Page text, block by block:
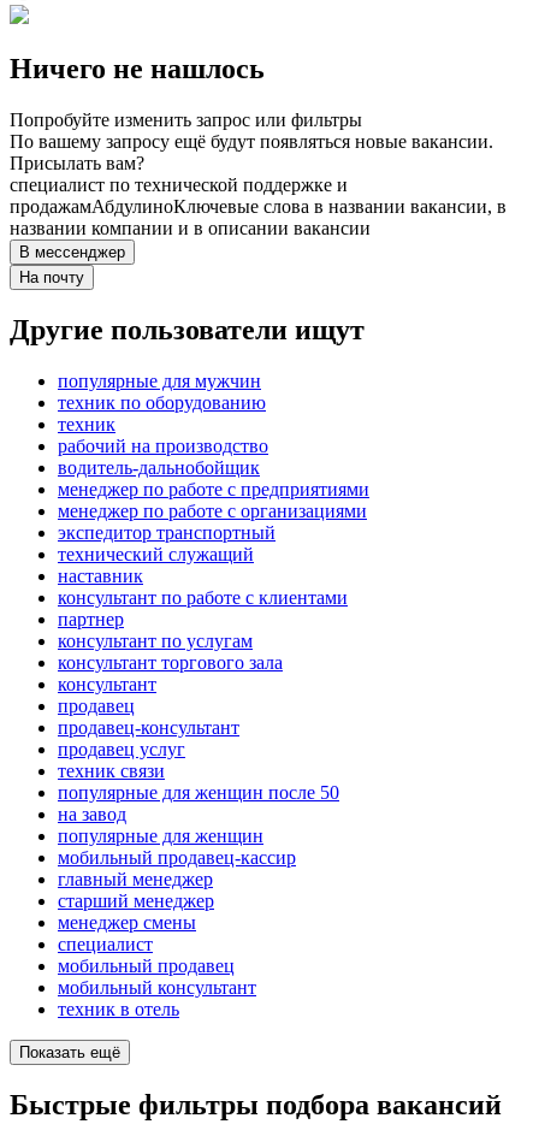
Ничего не нашлось
Попробуйте изменить запрос или фильтры
По вашему запросу ещё будут появляться новые вакансии.
Присылать вам?
специалист по технической поддержке и
продажамАбдулиноКлючевые слова в названии вакансии, в
названии компании и в описании вакансии
В мессенджер
На почту
Другие пользователи ищут
популярные для мужчин
техник по оборудованию
техник
рабочий на производство
водитель-дальнобойщик
менеджер по работе с предприятиями
менеджер по работе с организациями
экспедитор транспортный
технический служащий
наставник
консультант по работе с клиентами
партнер
консультант по услугам
консультант торгового зала
консультант
продавец
продавец-консультант
продавец услуг
техник связи
популярные для женщин после 50
на завод
популярные для женщин
мобильный продавец-кассир
главный менеджер
старший менеджер
менеджер смены
специалист
мобильный продавец
мобильный консультант
техник в отель
Показать ещё
Быстрые фильтры подбора вакансий